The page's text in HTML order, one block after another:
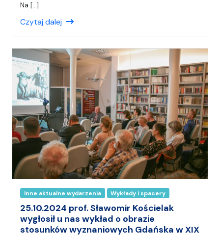
ł
(
)
A
i
Na […]
Czytaj dalej
Inne aktualne wydarzenia Wykłady i spacery
25.10.2024 prof. Sławomir Kościelak
wygłosił u nas wykład o obrazie
stosunków wyznaniowych Gdańska w XIX